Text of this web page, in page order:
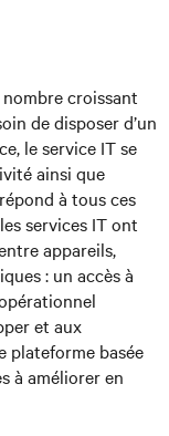
croissant
de disposer d’un
le service IT se
ainsi que
à tous ces
services IT ont
appareils,
: un accès à
et aux
plateforme basée
à améliorer en